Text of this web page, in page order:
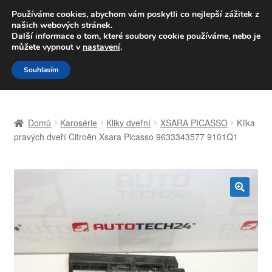
DOPRAVA od 139,-Kč
Volejte po-pá 9-16 704 494 494
Přeskočit
na
navigaci
Přejít
k
obsahu
Celosvětová doprava
Košík
Domů Karosérie Kliky dveřní XSARA PICASSO
Klika
pravých dveří Citroën Xsara Picasso 9633343577 9101Q1
Používáme cookies, abychom vám poskytli co nejlepší zážitek z
našich webových stránek.
Další informace o tom, které soubory cookie používáme, nebo je
můžete vypnout v nastavení.
Souhlasím